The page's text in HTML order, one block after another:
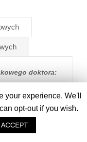
doktora:
z rodzaju
ochratoksyny
112, vol. T1
experience. We'll
opt-out if you wish.
ACCEPT